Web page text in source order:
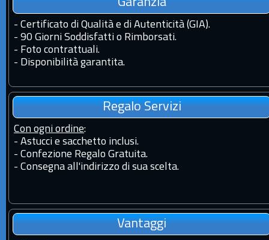
- Certificato di Qualità e di Autenticità (GIA).
- 90 Giorni Soddisfatti o Rimborsati.
- Foto contrattuali.
- Disponibilità garantita.
Regalo Servizi
Con ogni ordine:
- Astucci e sacchetto inclusi.
- Confezione Regalo Gratuita.
- Consegna all'indirizzo di sua scelta.
Vantaggi